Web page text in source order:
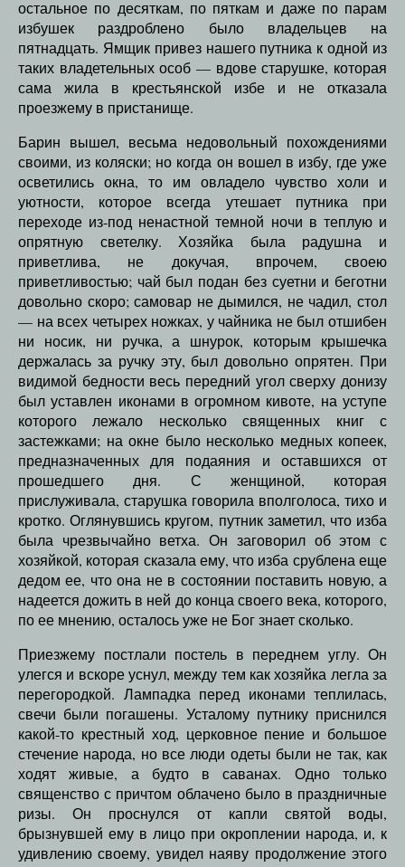
остальное по десяткам, по пяткам и даже по парам
избушек раздроблено было владельцев на
пятнадцать. Ямщик привез нашего путника к одной из
таких владетельных особ — вдове старушке, которая
сама жила в крестьянской избе и не отказала
проезжему в пристанище.
Барин вышел, весьма недовольный похождениями
своими, из коляски; но когда он вошел в избу, где уже
осветились окна, то им овладело чувство холи и
уютности, которое всегда утешает путника при
переходе из-под ненастной темной ночи в теплую и
опрятную светелку. Хозяйка была радушна и
приветлива, не докучая, впрочем, своею
приветливостью; чай был подан без суетни и беготни
довольно скоро; самовар не дымился, не чадил, стол
— на всех четырех ножках, у чайника не был отшибен
ни носик, ни ручка, а шнурок, которым крышечка
держалась за ручку эту, был довольно опрятен. При
видимой бедности весь передний угол сверху донизу
был уставлен иконами в огромном кивоте, на уступе
которого лежало несколько священных книг с
застежками; на окне было несколько медных копеек,
предназначенных для подаяния и оставшихся от
прошедшего дня. С женщиной, которая
прислуживала, старушка говорила вполголоса, тихо и
кротко. Оглянувшись кругом, путник заметил, что изба
была чрезвычайно ветха. Он заговорил об этом с
хозяйкой, которая сказала ему, что изба срублена еще
дедом ее, что она не в состоянии поставить новую, а
надеется дожить в ней до конца своего века, которого,
по ее мнению, осталось уже не Бог знает сколько.
Приезжему постлали постель в переднем углу. Он
улегся и вскоре уснул, между тем как хозяйка легла за
перегородкой. Лампадка перед иконами теплилась,
свечи были погашены. Усталому путнику приснился
какой-то крестный ход, церковное пение и большое
стечение народа, но все люди одеты были не так, как
ходят живые, а будто в саванах. Одно только
священство с причтом облачено было в праздничные
ризы. Он проснулся от капли святой воды,
брызнувшей ему в лицо при окроплении народа, и, к
удивлению своему, увидел наяву продолжение этого